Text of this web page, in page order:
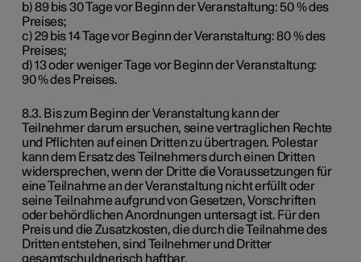
b) 89 bis 30 Tage vor Beginn der Veranstaltung: 50 % des
Preises;
c) 29 bis 14 Tage vor Beginn der Veranstaltung: 80 % des
Preises;
d) 13 oder weniger Tage vor Beginn der Veranstaltung:
90 % des Preises.
8.3. Bis zum Beginn der Veranstaltung kann der
Teilnehmer darum ersuchen, seine vertraglichen Rechte
und Pflichten auf einen Dritten zu übertragen. Polestar
kann dem Ersatz des Teilnehmers durch einen Dritten
widersprechen, wenn der Dritte die Voraussetzungen für
eine Teilnahme an der Veranstaltung nicht erfüllt oder
seine Teilnahme aufgrund von Gesetzen, Vorschriften
oder behördlichen Anordnungen untersagt ist. Für den
Preis und die Zusatzkosten, die durch die Teilnahme des
Dritten entstehen, sind Teilnehmer und Dritter
gesamtschuldnerisch haftbar.